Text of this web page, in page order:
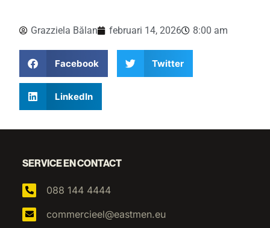
Grazziela Bălan februari 14, 2026 8:00 am
Facebook Twitter
LinkedIn
SERVICE EN CONTACT
088 144 4444
commercieel@eastmen.eu